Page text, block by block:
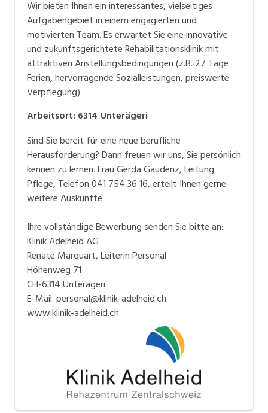
Wir bieten Ihnen ein interessantes, vielseitiges
Aufgabengebiet in einem engagierten und
motivierten Team. Es erwartet Sie eine innovative
und zukunftsgerichtete Rehabilitationsklinik mit
attraktiven Anstellungsbedingungen (z.B. 27 Tage
Ferien, hervorragende Sozialleistungen, preiswerte
Verpflegung).
Arbeitsort: 6314 Unterägeri
Sind Sie bereit für eine neue berufliche
Herausforderung? Dann freuen wir uns, Sie persönlich
kennen zu lernen. Frau Gerda Gaudenz, Leitung
Pflege, Telefon 041 754 36 16, erteilt Ihnen gerne
weitere Auskünfte.
Ihre vollständige Bewerbung senden Sie bitte an:
Klinik Adelheid AG
Renate Marquart, Leiterin Personal
Höhenweg 71
CH-6314 Unterägeri
E-Mail: personal@klinik-adelheid.ch
www.klinik-adelheid.ch